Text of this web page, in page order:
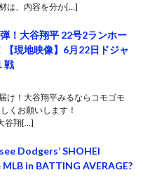
は、内容を分か[…]
！大谷翔平 22号2ランホー
【現地映像】6月22日ドジャ
戦
け！大谷翔平みるならコモゴモ
くお願いします！
谷翔[…]
Dodgers’ SHOHEI
in BATTING AVERAGE?